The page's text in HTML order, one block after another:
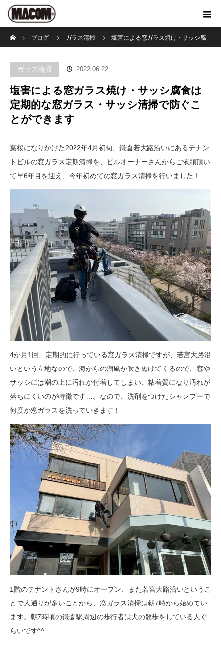
ブログ
ガラス清掃 塩害による窓ガラス焼け・サッシ腐
ガラス清掃 2022.06.22
塩害による窓ガラス焼け・サッシ腐食は
定期的な窓ガラス・サッシ清掃で防ぐこ
とができます
葉桜になりかけた2022年4月初旬、鎌倉若大路沿いにあるテナン
トビルの窓ガラス定期清掃を、ビルオーナーさんからご依頼頂い
て早6年目を迎え、今年初めての窓ガラス清掃を行いました！
4か月1回、定期的に行っている窓ガラス清掃ですが、若宮大路沿
いという立地なので、海からの潮風が吹きぬけてくるので、窓や
サッシには潮の上に汚れが付着してしまい、粘着質になり汚れが
落ちにくいのが特徴です…。なので、洗剤をつけたシャンプーで
何度か窓ガラスを洗っていきます！
1階のテナントさんが9時にオープン、また若宮大路沿いというこ
とで人通りが多いことから、窓ガラス清掃は朝7時から始めてい
ます。朝7時頃の鎌倉駅周辺の歩行者は犬の散歩をしている人ぐ
らいです^^